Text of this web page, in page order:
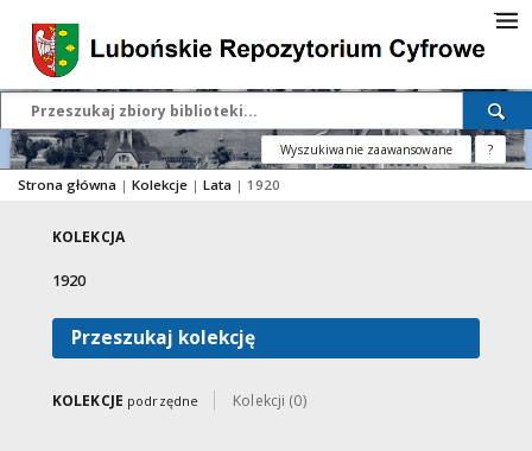
Wyszukiwanie zaawansowane ?
Strona główna | Kolekcje | Lata | 1920
KOLEKCJA
1920
Przeszukaj kolekcję
KOLEKCJE podrzędne Kolekcji (0)